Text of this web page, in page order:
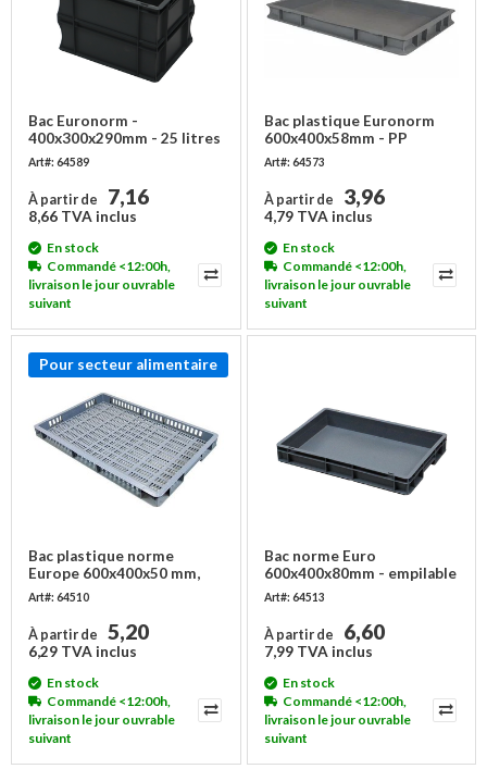
Bac Euronorm -
400x300x290mm - 25 litres
Art#: 64589
À partir de 7,16
8,66 TVA inclus
En stock
Commandé <12:00h,
livraison le jour ouvrable
suivant
Bac plastique Euronorm
600x400x58mm - PP
Art#: 64573
À partir de 3,96
4,79 TVA inclus
En stock
Commandé <12:00h,
livraison le jour ouvrable
suivant
Pour secteur alimentaire
Bac plastique norme
Europe 600x400x50 mm,
capacité 8 litres
Art#: 64510
À partir de 5,20
6,29 TVA inclus
En stock
Commandé <12:00h,
livraison le jour ouvrable
suivant
Bac norme Euro
600x400x80mm - empilable
Art#: 64513
À partir de 6,60
7,99 TVA inclus
En stock
Commandé <12:00h,
livraison le jour ouvrable
suivant